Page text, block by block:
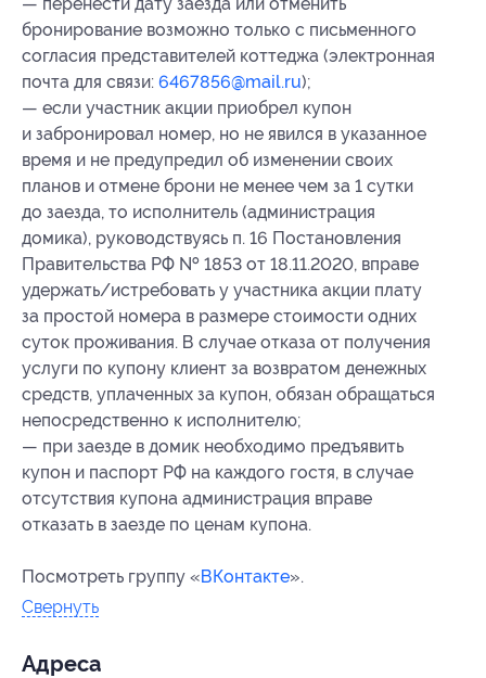
бронирование возможно только с письменного
согласия представителей коттеджа (электронная
почта для связи: 6467856@mail.ru);
— если участник акции приобрел купон
и забронировал номер, но не явился в указанное
время и не предупредил об изменении своих
планов и отмене брони не менее чем за 1 сутки
до заезда, то исполнитель (администрация
домика), руководствуясь п. 16 Постановления
Правительства РФ № 1853 от 18.11.2020, вправе
удержать/истребовать у участника акции плату
за простой номера в размере стоимости одних
суток проживания. В случае отказа от получения
услуги по купону клиент за возвратом денежных
средств, уплаченных за купон, обязан обращаться
непосредственно к исполнителю;
— при заезде в домик необходимо предъявить
купон и паспорт РФ на каждого гостя, в случае
отсутствия купона администрация вправе
отказать в заезде по ценам купона.
Посмотреть группу «ВКонтакте».
Свернуть
Адресa